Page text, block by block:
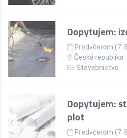
Dopytujem:
Predvčerom (7.
Česká republika
Stavebníctvo
Dopytujem:
plot
Predvčerom (7.